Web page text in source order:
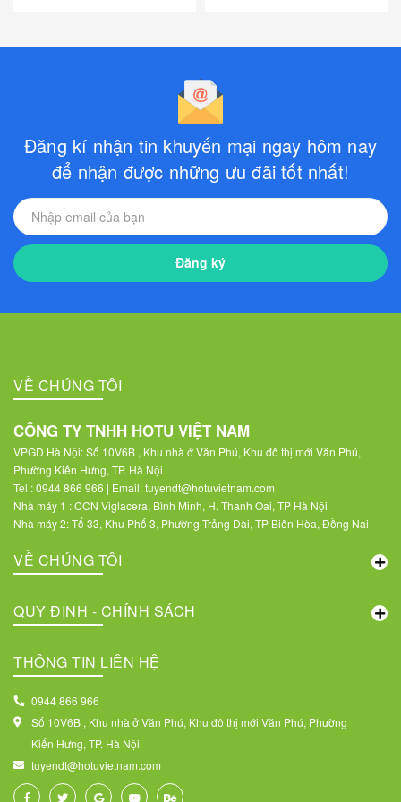
Đăng kí nhận tin khuyến mại ngay hôm nay
để nhận được những ưu đãi tốt nhất!
Đăng ký
VỀ CHÚNG TÔI
CÔNG TY TNHH HOTU VIỆT NAM
VPGD Hà Nội: Số 10V6B , Khu nhà ở Văn Phú, Khu đô thị mới Văn Phú,
Phường Kiến Hưng, TP. Hà Nội
Tel : 0944 866 966 | Email: tuyendt@hotuvietnam.com
Nhà máy 1 : CCN Viglacera, Bình Minh, H. Thanh Oai, TP Hà Nội
Nhà máy 2: Tổ 33, Khu Phố 3, Phường Trảng Dài, TP Biên Hòa, Đồng Nai
VỀ CHÚNG TÔI
QUY ĐỊNH - CHÍNH SÁCH
THÔNG TIN LIÊN HỆ
0944 866 966
Số 10V6B , Khu nhà ở Văn Phú, Khu đô thị mới Văn Phú, Phường
Kiến Hưng, TP. Hà Nội
tuyendt@hotuvietnam.com